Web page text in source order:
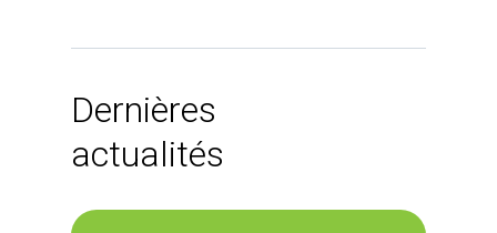
Dernières
actualités